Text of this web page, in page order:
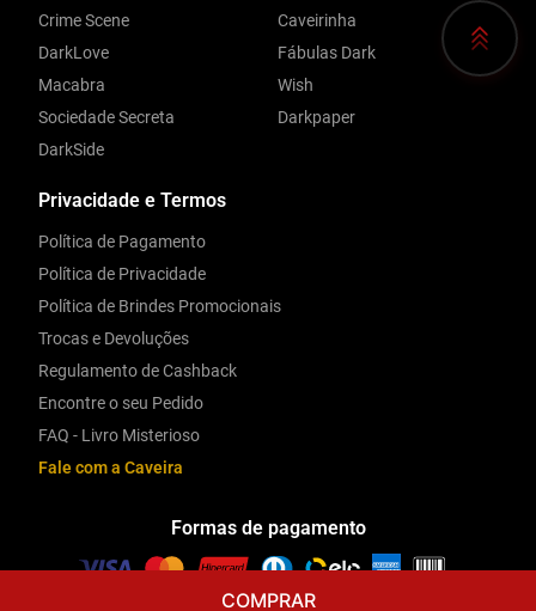
COMPRAR
Privacidade e Termos
Política de Pagamento
Política de Privacidade
Política de Brindes Promocionais
Trocas e Devoluções
Regulamento de Cashback
Encontre o seu Pedido
FAQ - Livro Misterioso
Fale com a Caveira
Crime Scene
DarkLove
Macabra
Sociedade Secreta
DarkSide
Caveirinha
Fábulas Dark
Wish
Darkpaper
Formas de pagamento